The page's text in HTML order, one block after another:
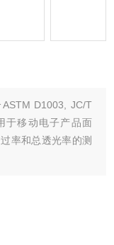
D1003, JC/T
于移动电子产品面
率和总透光率的测